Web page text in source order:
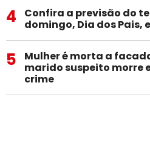
4
Confira a previsão do
domingo, Dia dos Pais,
5
Mulher é morta a
marido suspeito morre
crime